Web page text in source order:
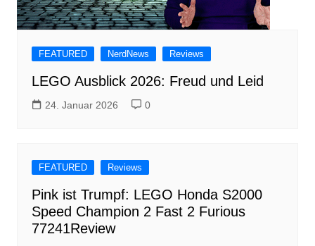
FEATURED NerdNews Reviews
LEGO Ausblick 2026: Freud und Leid
24. Januar 2026 0
FEATURED Reviews
Pink ist Trumpf: LEGO Honda S2000
Speed Champion 2 Fast 2 Furious
77241Review